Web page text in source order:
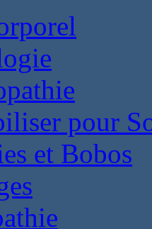
pour
et Bobos